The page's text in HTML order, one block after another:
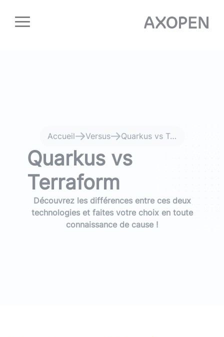
Accueil Versus Quarkus vs Terraform
Quarkus vs
Terraform
Découvrez les différences entre ces deux
technologies et faites votre choix en toute
connaissance de cause !